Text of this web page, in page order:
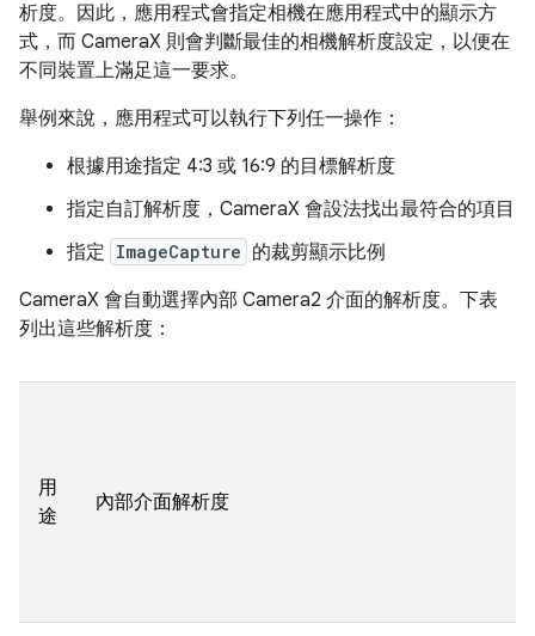
析度。因此，應用程式會指定相機在應用程式中的顯示方
式，而 CameraX 則會判斷最佳的相機解析度設定，以便在
不同裝置上滿足這一要求。
舉例來說，應用程式可以執行下列任一操作：
根據用途指定 4:3 或 16:9 的目標解析度
指定自訂解析度，CameraX 會設法找出最符合的項目
指定 ImageCapture 的裁剪顯示比例
CameraX 會自動選擇內部 Camera2 介面的解析度。下表
列出這些解析度：
用
途
內部介面解析度